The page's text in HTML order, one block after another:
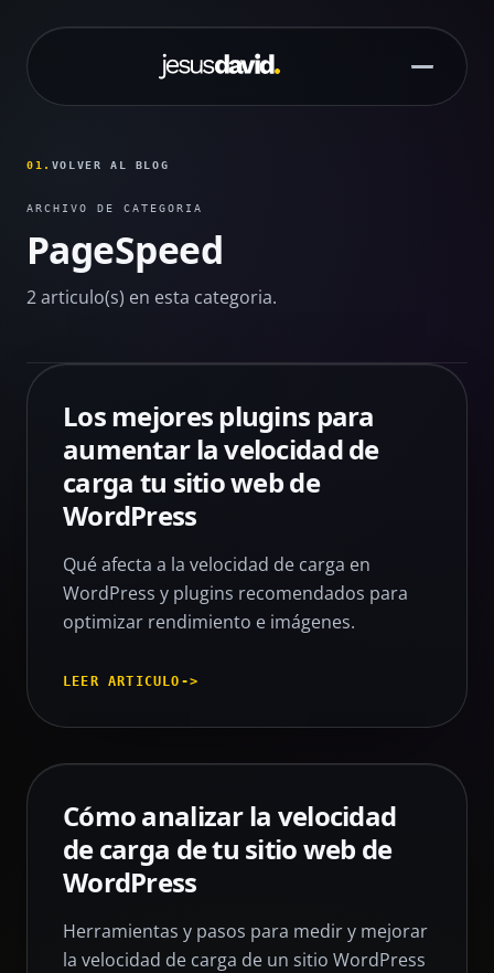
01. VOLVER AL BLOG
ARCHIVO DE CATEGORIA
PageSpeed
2 articulo(s) en esta categoria.
Los mejores plugins para
aumentar la velocidad de
carga tu sitio web de
WordPress
Qué afecta a la velocidad de carga en
WordPress y plugins recomendados para
optimizar rendimiento e imágenes.
LEER ARTICULO ->
Cómo analizar la velocidad
de carga de tu sitio web de
WordPress
Herramientas y pasos para medir y mejorar
la velocidad de carga de un sitio WordPress